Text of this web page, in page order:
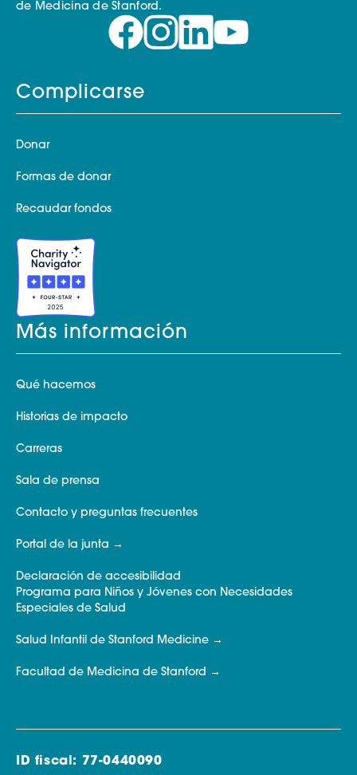
de Medicina de Stanford.
Complicarse
Donar
Formas de donar
Recaudar fondos
Más información
Qué hacemos
Historias de impacto
Carreras
Sala de prensa
Contacto y preguntas frecuentes
Portal de la junta
Declaración de accesibilidad
Programa para Niños y Jóvenes con Necesidades
Especiales de Salud
Salud Infantil de Stanford Medicine
Facultad de Medicina de Stanford
ID fiscal: 77-0440090